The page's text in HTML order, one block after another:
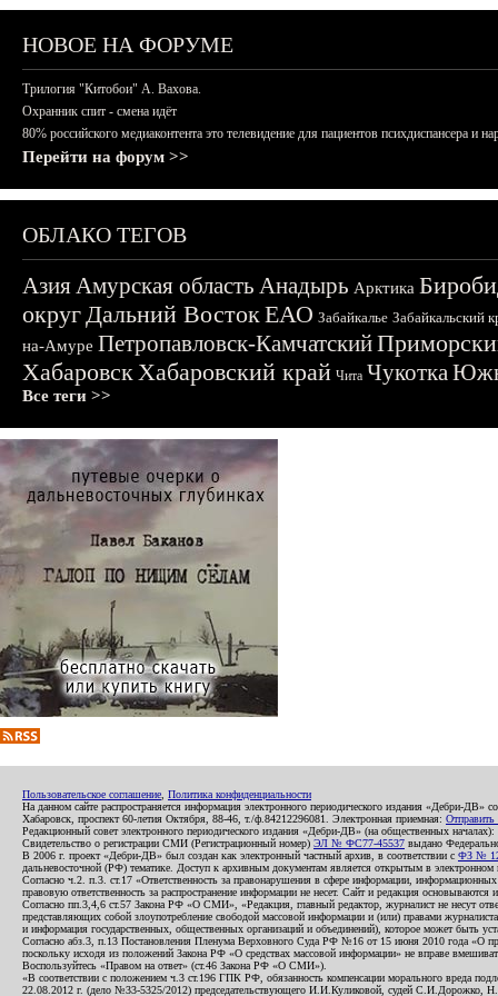
НОВОЕ НА ФОРУМЕ
Трилогия "Китобои" А. Вахова.
Охранник спит - смена идёт
80% российского медиаконтента это телевидение для пациентов психдиспансера и
Перейти на форум >>
ОБЛАКО ТЕГОВ
АзияАмурская область Анадырь Арктика
округДальний ВостокЕАО Забайкалье Забайкальский
на-Амуре Петропавловск-Камчатский
ХабаровскХабаровский край Чита Чукотка
Все теги >>
Пользовательское соглашение Политика конфиденциальности
На данном сайте распространяется информация электронного периодического издания «Дебри-
Хабаровск, проспект 60-летия Октября, 88-46, т./ф.84212296081. Электронная приемная:
Редакционный совет электронного периодического издания «Дебри-ДВ» (на
Свидетельство о регистрации СМИ (Регистрационный номер) ЭЛ № ФС77-45537 выдано
В 2006 г. проект «Дебри-ДВ» был создан как электронный частный архив, в соответствии с ФЗ №
дальневосточной (РФ) тематике. Доступ к архивным документам является открытым в
Согласно ч.2. п.3. ст.17 «Ответственность за правонарушения в сфере информации,
правовую ответственность за распространение информации не несет. Сайт и редакция
Согласно пп.3,4,6 ст.57 Закона РФ «О СМИ», «Редакция, главный редактор, журналист не несут
представляющих собой злоупотребление свободой массовой информации и (или) правами
и информация государственных, общественных организаций и объединений), которое может быть
Согласно абз.3, п.13 Постановления Пленума Верховного Суда РФ №16 от 15 июня 2010 года «О
поскольку исходя из положений Закона РФ «О средствах массовой информации» не вправе
Воспользуйтесь «Правом на ответ» (ст.46 Закона РФ «О СМИ»).
«В соответствии с положением ч.3 ст.196 ГПК РФ, обязанность компенсации морального вреда
22.08.2012 г. (дело №33-5325/2012) председательствующего И.И.Куликовой, судей С.И.Дорожко,